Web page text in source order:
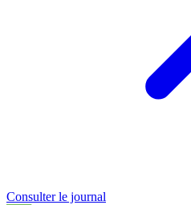
Consulter le journal